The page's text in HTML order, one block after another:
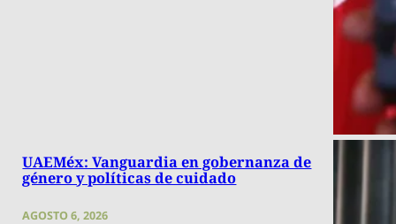
UAEMéx: Vanguardia en gobernanza de
género y políticas de cuidado
AGOSTO 6, 2026